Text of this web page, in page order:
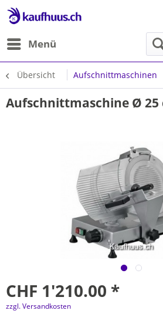
Menü
Übersicht Aufschnittmaschinen
Aufschnittmaschine Ø 25
CHF 1'210.00 *
zzgl. Versandkosten